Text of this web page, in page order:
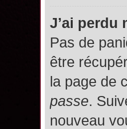
J’ai perdu
Pas de
être
la page de
passe.
nouveau